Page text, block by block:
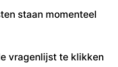
staan momenteel
vragenlijst te klikken